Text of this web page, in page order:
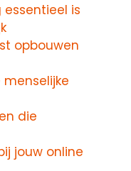
is
opbouwen
die
jouw online